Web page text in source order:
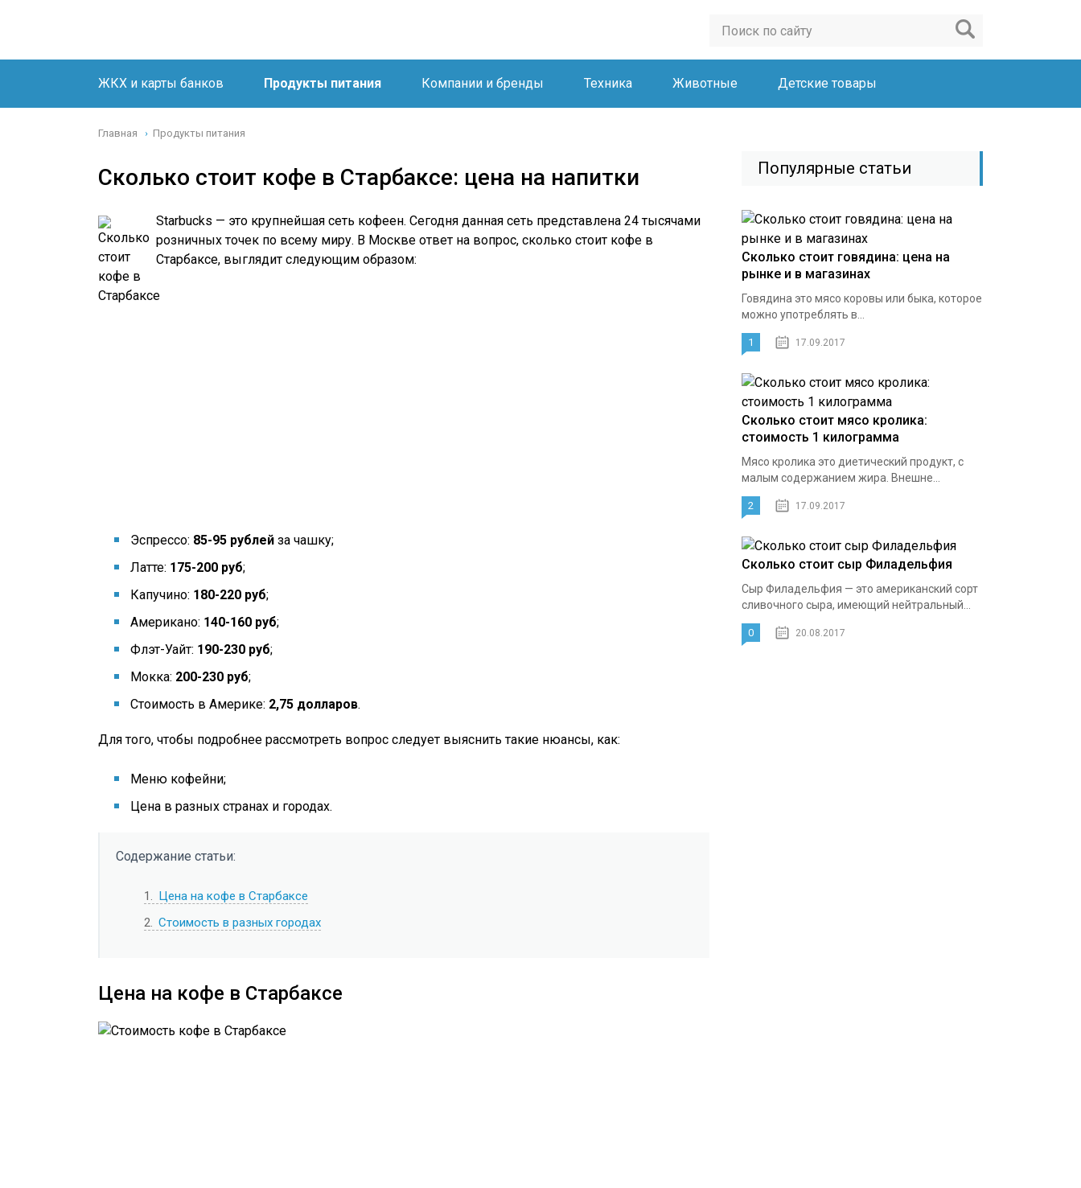
ЖКХ и карты банков Продукты питания Компании и бренды Техника Животные Детские товары
Главная › Продукты питания
Сколько стоит кофе в Старбаксе: цена на напитки
Starbucks — это крупнейшая сеть кофеен. Сегодня данная сеть представлена 24 тысячами
розничных точек по всему миру. В Москве ответ на вопрос, сколько стоит кофе в
Старбаксе, выглядит следующим образом:
Эспрессо: 85-95 рублей за чашку;
Латте: 175-200 руб;
Капучино: 180-220 руб;
Американо: 140-160 руб;
Флэт-Уайт: 190-230 руб;
Мокка: 200-230 руб;
Стоимость в Америке: 2,75 долларов.
Для того, чтобы подробнее рассмотреть вопрос следует выяснить такие нюансы, как:
Меню кофейни;
Цена в разных странах и городах.
Содержание статьи:
1
Цена на кофе в Старбаксе
2 Стоимость в разных городах
Цена на кофе в Старбаксе
Популярные статьи
Сколько стоит говядина: цена на
рынке и в магазинах
Говядина это мясо коровы или быка, которое
можно употреблять в...
1 17.09.2017
Сколько стоит мясо кролика:
стоимость 1 килограмма
Мясо кролика это диетический продукт, с
малым содержанием жира. Внешне...
2 17.09.2017
Сколько стоит сыр Филадельфия
Сыр Филадельфия — это американский сорт
сливочного сыра, имеющий нейтральный...
0 20.08.2017